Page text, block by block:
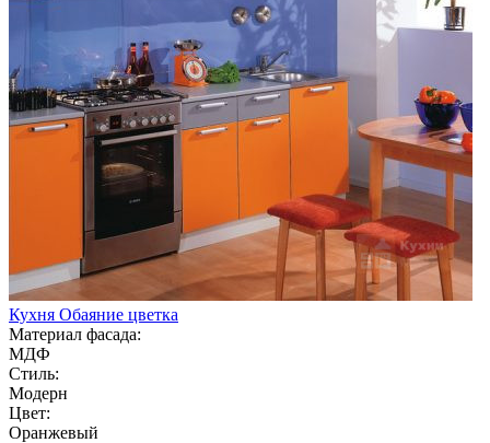
Кухня Обаяние цветка
Материал фасада:
МДФ
Стиль:
Модерн
Цвет:
Оранжевый